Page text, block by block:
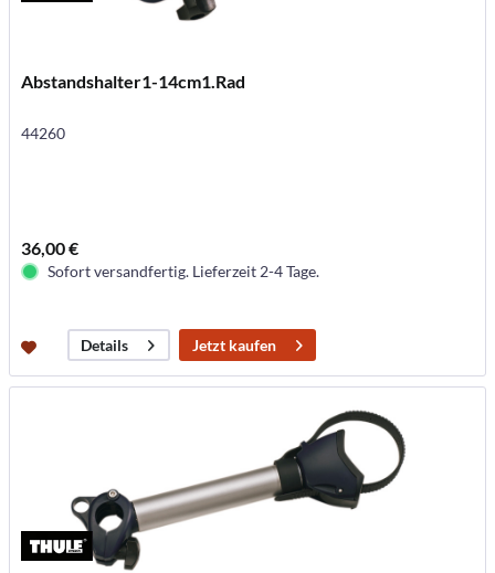
Abstandshalter1-14cm1.Rad
44260
36,00 €
Sofort versandfertig. Lieferzeit 2-4 Tage.
Details Jetzt kaufen